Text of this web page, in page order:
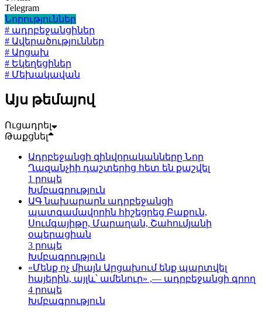
Telegram
Նորություններ
# ադրբեջանցիներ
# Ավերածություններ
# Արցախ
# Եկեղեցիներ
# Մեխակավան
Այս թեմայով
Ուցադրել
Թաքցնել
Ադրբեջանցի զինվորականները Նոր
Ղազանչիի դաշտերից հետ են քաշվել
1 րոպե
Խմբագրություն
ԱԳ նախարարն ադրբեջանցի
պատգամավորին հիշեցրեց Բաքուն,
Սումգայիթը, Մարաղան, Շահումյանի
օպերացիան
3 րոպե
Խմբագրություն
«Մենք ոչ միայն Արցախում ենք պարտվել
հայերին, այլև՝ ամենուր» ,— ադրբեջանցի գրող
4 րոպե
Խմբագրություն